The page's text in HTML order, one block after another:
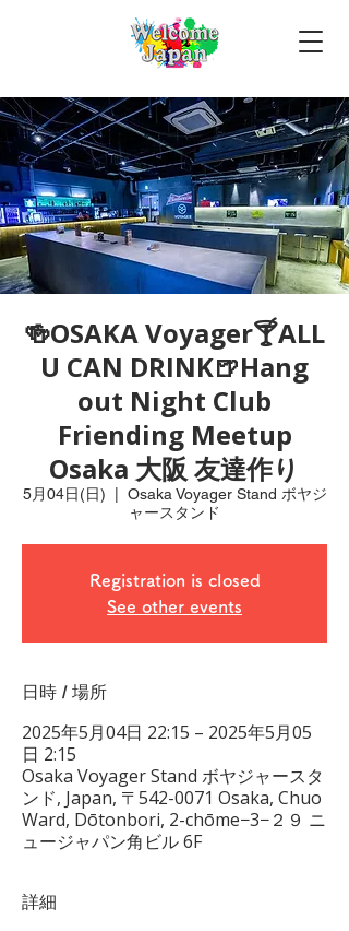
🍻OSAKA Voyager🍸ALL
U CAN DRINK🍺Hang
out Night Club
Friending Meetup
Osaka 大阪 友達作り
5月04日(日)
Osaka Voyager Stand ボヤジ
ャースタンド
Registration is closed
See other events
日時 / 場所
2025年5月04日 22:15 – 2025年5月05
日 2:15
Osaka Voyager Stand ボヤジャースタ
ンド, Japan, 〒542-0071 Osaka, Chuo
Ward, Dōtonbori, 2-chōme−3−２９ ニ
ュージャパン角ビル 6F
詳細